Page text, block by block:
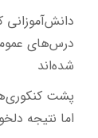
دانش‌آموزانی
درس‌های
شده‌اند
پشت
اما نتیجه